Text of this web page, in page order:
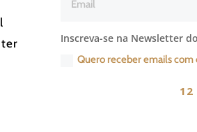
ter
Inscreva-se na Newsletter
Quero receber emails
12